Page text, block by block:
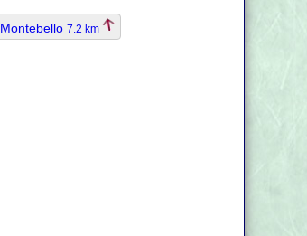
Montebello 7.2 km